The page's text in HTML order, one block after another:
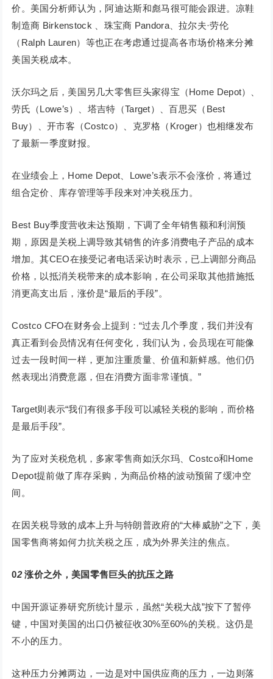
价。美国分析师认为，阿迪达斯和彪马很可能会跟进。凉鞋
制造商 Birkenstock 、珠宝商 Pandora、拉尔夫·劳伦
（Ralph Lauren）等也正在考虑通过提高各市场价格来分摊
美国关税成本。
沃尔玛之后，美国另几大零售巨头家得宝（Home Depot）、
劳氏（Lowe’s）、塔吉特（Target）、百思买（Best
Buy）、开市客（Costco）、克罗格（Kroger）也相继发布
了最新一季度财报。
在业绩会上，Home Depot、Lowe’s表示不会涨价，将通过
组合定价、库存管理等手段来对冲关税压力。
Best Buy季度营收未达预期，下调了全年销售额和利润预
期，原因是关税上调导致其销售的许多消费电子产品的成本
增加。其CEO在接受记者电话采访时表示，已上调部分商品
价格，以抵消关税带来的成本影响，在公司采取其他措施抵
消更高支出后，涨价是“最后的手段”。
Costco CFO在财务会上提到：“过去几个季度，我们并没有
真正看到会员情况有任何变化，我们认为，会员现在可能像
过去一段时间一样，更加注重质量、价值和新鲜感。他们仍
然表现出消费意愿，但在消费方面非常谨慎。”
Target则表示“我们有很多手段可以减轻关税的影响，而价格
是最后手段”。
为了应对关税危机，多家零售商如沃尔玛、Costco和Home
Depot提前做了库存采购，为商品价格的波动预留了缓冲空
间。
在因关税导致的成本上升与特朗普政府的“大棒威胁”之下，美
国零售商将如何力抗关税之压，成为外界关注的焦点。
02 涨价之外，美国零售巨头的抗压之路
中国开源证券研究所统计显示，虽然“关税大战”按下了暂停
键，中国对美国的出口仍被征收30%至60%的关税。这仍是
不小的压力。
这种压力分摊两边，一边是对中国供应商的压力，一边则落